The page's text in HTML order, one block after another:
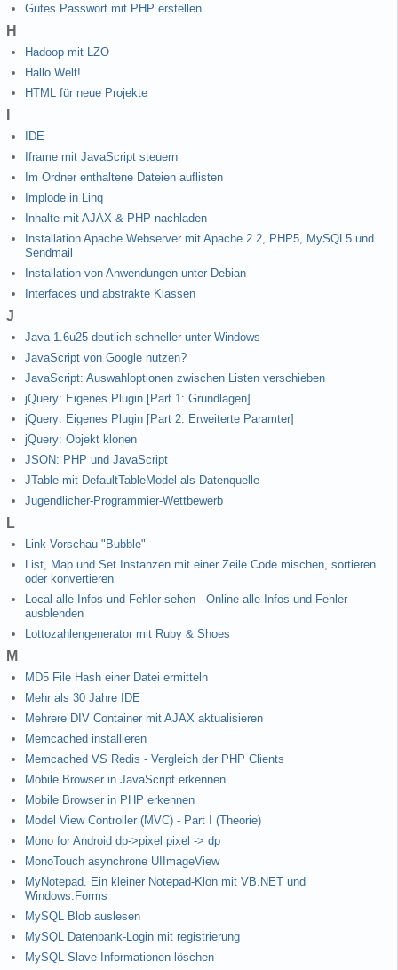
Gutes Passwort mit PHP erstellen
H
Hadoop mit LZO
Hallo Welt!
HTML für neue Projekte
IDE
Iframe mit JavaScript steuern
Im Ordner enthaltene Dateien auflisten
Implode in Linq
Inhalte mit AJAX & PHP nachladen
Installation Apache Webserver mit Apache 2.2, PHP5, MySQL5 und
Sendmail
Installation von Anwendungen unter Debian
Interfaces und abstrakte Klassen
J
Java 1.6u25 deutlich schneller unter Windows
JavaScript von Google nutzen?
JavaScript: Auswahloptionen zwischen Listen verschieben
jQuery: Eigenes Plugin [Part 1: Grundlagen]
jQuery: Eigenes Plugin [Part 2: Erweiterte Paramter]
jQuery: Objekt klonen
JSON: PHP und JavaScript
JTable mit DefaultTableModel als Datenquelle
Jugendlicher-Programmier-Wettbewerb
L
Link Vorschau "Bubble"
List, Map und Set Instanzen mit einer Zeile Code mischen, sortieren
oder konvertieren
Local alle Infos und Fehler sehen - Online alle Infos und Fehler
ausblenden
Lottozahlengenerator mit Ruby & Shoes
M
MD5 File Hash einer Datei ermitteln
Mehr als 30 Jahre IDE
Mehrere DIV Container mit AJAX aktualisieren
Memcached installieren
Memcached VS Redis - Vergleich der PHP Clients
Mobile Browser in JavaScript erkennen
Mobile Browser in PHP erkennen
Model View Controller (MVC) - Part I (Theorie)
Mono for Android dp->pixel pixel -> dp
MonoTouch asynchrone UIImageView
MyNotepad. Ein kleiner Notepad-Klon mit VB.NET und
Windows.Forms
MySQL Blob auslesen
MySQL Datenbank-Login mit registrierung
MySQL Slave Informationen löschen